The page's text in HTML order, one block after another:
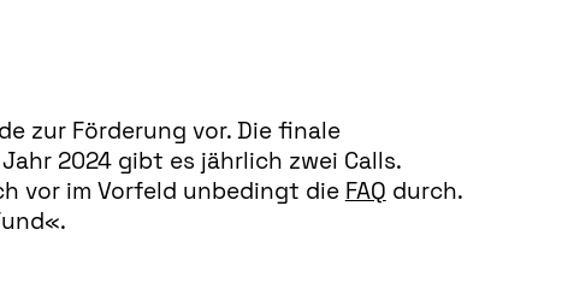
zur Förderung vor. Die finale
Jahr 2024 gibt es jährlich zwei Calls.
vor im Vorfeld unbedingt die FAQ durch.